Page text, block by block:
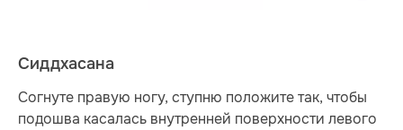
Сиддхасана
Согнуте правую ногу, ступню положите так, чтобы
подошва касалась внутренней поверхности левого